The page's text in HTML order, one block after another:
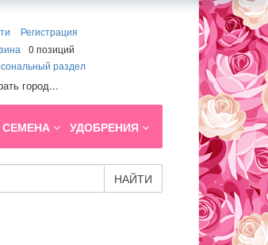
Регистрация
0 позиций
раздел
город...
СЕМЕНА УДОБРЕНИЯ
НАЙТИ